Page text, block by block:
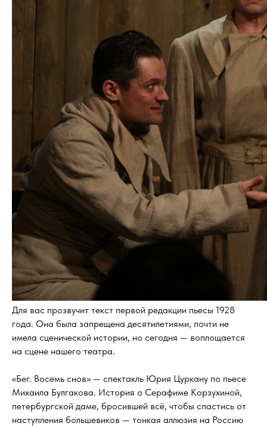
Для вас прозвучит текст первой редакции пьесы 1928
года. Она была запрещена десятилетиями, почти не
имела сценической истории, но сегодня — воплощается
на сцене нашего театра.
«Бег. Восемь снов» — спектакль Юрия Цуркану по пьесе
Михаила Булгакова. История о Серафиме Корзухиной,
петербургской даме, бросившей всё, чтобы спастись от
наступления большевиков — тонкая аллюзия на Россию